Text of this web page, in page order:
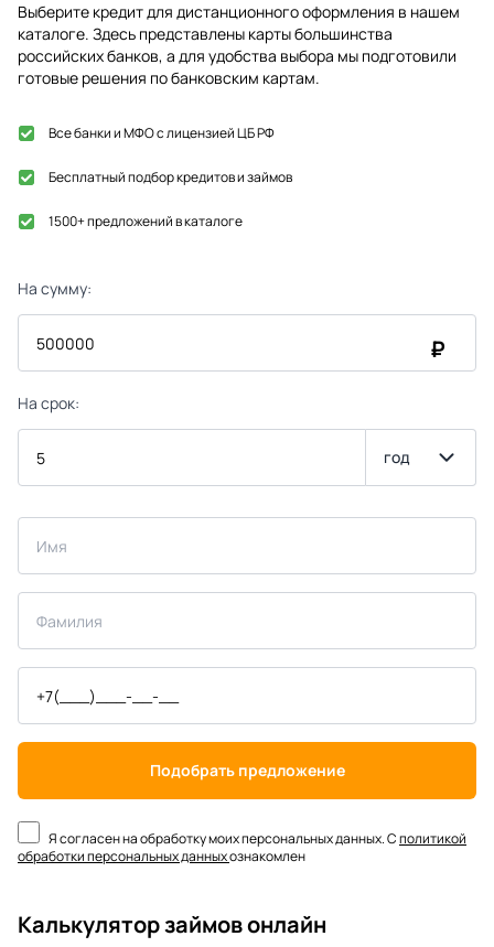
Выберите кредит для дистанционного оформления в нашем
каталоге. Здесь представлены карты большинства
российских банков, а для удобства выбора мы подготовили
готовые решения по банковским картам.
Все банки и МФО с лицензией ЦБ РФ
Бесплатный подбор кредитов и займов
1500+ предложений в каталоге
На сумму:
₽
На срок:
год
Подобрать предложение
Я согласен на обработку моих персональных данных. Сполитикой
обработки персональных данныхознакомлен
Калькулятор займов онлайн